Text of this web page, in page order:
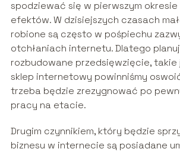
spodziewać się w pierwszym
efektów. W dzisiejszych czasach
robione są często w pośpiechu
otchłaniach internetu. Dlatego
rozbudowane przedsięwzięcie, takie
sklep internetowy powinniśmy
trzeba będzie zrezygnować po
pracy na etacie.
Drugim czynnikiem, który będzie
biznesu w internecie są posiadane